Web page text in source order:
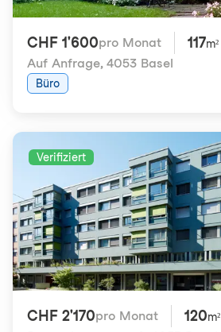
CHF 1'600pro Monat 117m²
Auf Anfrage, 4053 Basel
Büro
Verifiziert
CHF 2'170pro Monat 120m²